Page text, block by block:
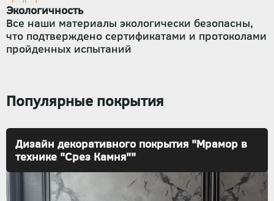
Экологичность
Все наши материалы экологически безопасны,
что подтверждено сертификатами и протоколами
пройденных испытаний
Популярные покрытия
Дизайн декоративного покрытия "Мрамор в
технике "Срез Камня""